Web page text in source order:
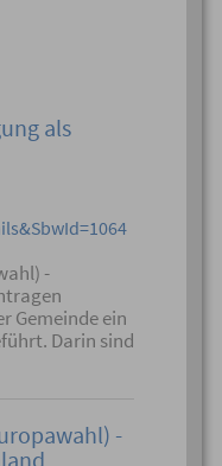
als
-
Gemeinde ein
Darin sind
-